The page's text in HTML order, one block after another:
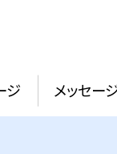
ジ メッセー